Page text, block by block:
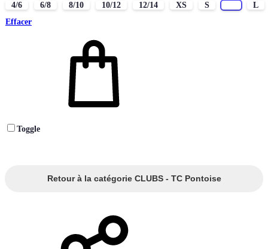
4/6 6/8 8/10 10/12 12/14 XS S
L
Effacer
Toggle
Retour à la catégorie CLUBS - TC Pontoise